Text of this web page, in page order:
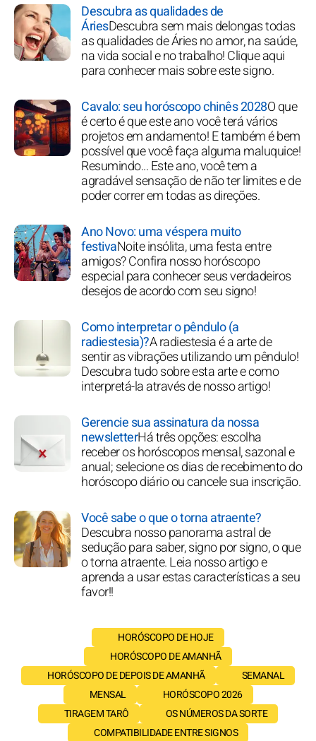
Descubra as qualidades de
ÁriesDescubra sem mais delongas todas
as qualidades de Áries no amor, na saúde,
na vida social e no trabalho! Clique aqui
para conhecer mais sobre este signo.
Cavalo: seu horóscopo chinês 2028O que
é certo é que este ano você terá vários
projetos em andamento! E também é bem
possível que você faça alguma maluquice!
Resumindo... Este ano, você tem a
agradável sensação de não ter limites e de
poder correr em todas as direções.
Ano Novo: uma véspera muito
festivaNoite insólita, uma festa entre
amigos? Confira nosso horóscopo
especial para conhecer seus verdadeiros
desejos de acordo com seu signo!
Como interpretar o pêndulo (a
radiestesia)?A radiestesia é a arte de
sentir as vibrações utilizando um pêndulo!
Descubra tudo sobre esta arte e como
interpretá-la através de nosso artigo!
Gerencie sua assinatura da nossa
newsletterHá três opções: escolha
receber os horóscopos mensal, sazonal e
anual; selecione os dias de recebimento do
horóscopo diário ou cancele sua inscrição.
Você sabe o que o torna atraente?
Descubra nosso panorama astral de
sedução para saber, signo por signo, o que
o torna atraente. Leia nosso artigo e
aprenda a usar estas características a seu
favor!!
HORÓSCOPO DE HOJE
HORÓSCOPO DE AMANHÃ
HORÓSCOPO DE DEPOIS DE AMANHÃ
SEMANAL
MENSAL
HORÓSCOPO 2026
TIRAGEM TARÔ
OS NÚMEROS DA SORTE
COMPATIBILIDADE ENTRE SIGNOS